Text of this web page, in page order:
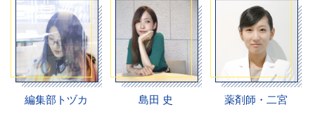
編集部トヅカ 島田 史 薬剤師・二宮